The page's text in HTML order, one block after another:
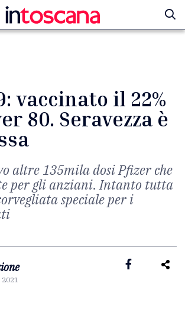
vaccinato il 22%
80. Seravezza è
altre 135mila dosi Pfizer che
per gli anziani. Intanto tutta
speciale per i
2021